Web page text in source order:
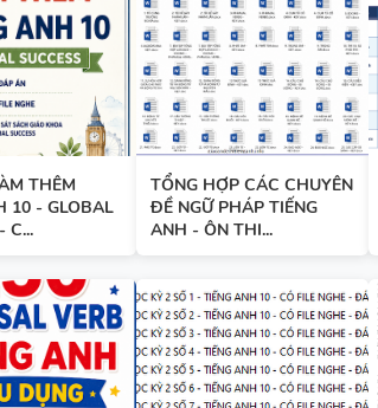
TÓM TẮT CÁC
PHÁP TIẾNG
SPEAKING
THÊM
10 - GLOBAL
C...
TỔNG HỢP CÁC CHUYÊN
ĐỀ NGỮ PHÁP TIẾNG
ANH - ÔN THI...